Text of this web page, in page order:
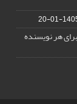
1405-